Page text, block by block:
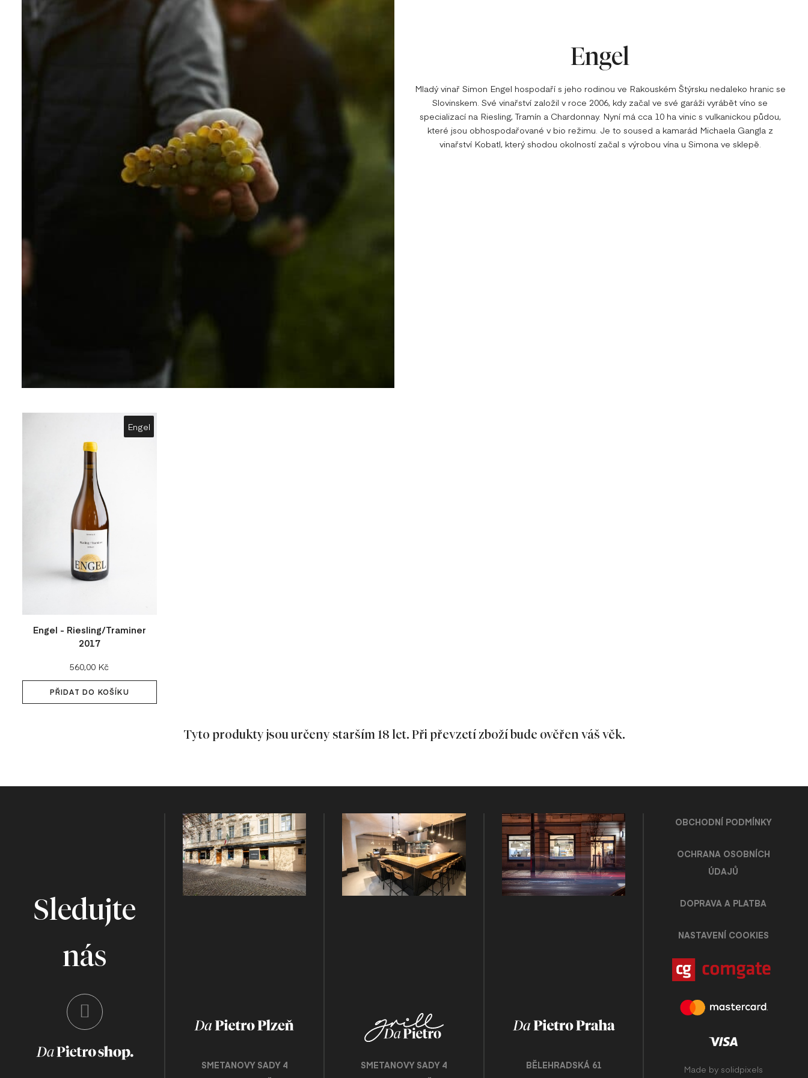
Engel
Mladý vinař Simon Engel hospodaří s jeho rodinou ve Rakouském Štýrsku nedaleko hranic se
Slovinskem. Své vinařství založil v roce 2006, kdy začal ve své garáži vyrábět víno se
specializací na Riesling, Tramín a Chardonnay. Nyní má cca 10 ha vinic s vulkanickou půdou,
které jsou obhospodařované v bio režimu. Je to soused a kamarád Michaela Gangla z
vinařství Kobatl, který shodou okolností začal s výrobou vína u Simona ve sklepě.
Engel
Engel - Riesling/Traminer
2017
Cena:
560,00 Kč
PŘIDAT DO KOŠÍKU
Tyto produkty jsou určeny starším 18 let. Při převzetí zboží bude ověřen váš věk.
Sledujte
nás
SMETANOVY SADY 4
SMETANOVY SADY 4
BĚLEHRADSKÁ 61
OBCHODNÍ PODMÍNKY
OCHRANA OSOBNÍCH
ÚDAJŮ
DOPRAVA A PLATBA
NASTAVENÍ COOKIES
Made by solidpixels